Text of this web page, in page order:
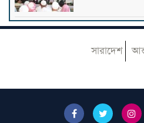
টাকায় বিদেশ
পেল ট্যুর
সারাদেশ